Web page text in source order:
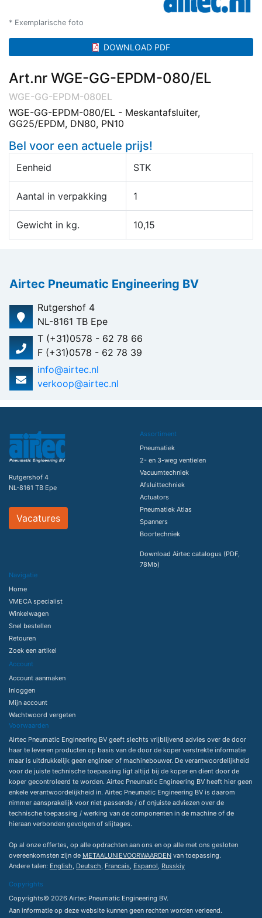
* Exemplarische foto
DOWNLOAD PDF
Art.nr WGE-GG-EPDM-080/EL
WGE-GG-EPDM-080EL
WGE-GG-EPDM-080/EL - Meskantafsluiter,
GG25/EPDM, DN80, PN10
Bel voor een actuele prijs!
Eenheid STK
Aantal in verpakking 1
Gewicht in kg. 10,15
Airtec Pneumatic Engineering BV
Rutgershof 4
NL-8161 TB Epe
T (+31)0578 - 62 78 66
F (+31)0578 - 62 78 39
info@airtec.nl
verkoop@airtec.nl
Rutgershof 4
NL-8161 TB Epe
Vacatures
Assortiment
Pneumatiek
2- en 3-weg ventielen
Vacuumtechniek
Afsluittechniek
Actuators
Pneumatiek Atlas
Spanners
Boortechniek
Download Airtec catalogus (PDF,
78Mb)
Navigatie
Home
VMECA specialist
Winkelwagen
Snel bestellen
Retouren
Zoek een artikel
Account
Account aanmaken
Inloggen
Mijn account
Wachtwoord vergeten
Voorwaarden
Airtec Pneumatic Engineering BV geeft slechts vrijblijvend advies over de door
haar te leveren producten op basis van de door de koper verstrekte informatie
maar is uitdrukkelijk geen engineer of machinebouwer. De verantwoordelijkheid
voor de juiste technische toepassing ligt altijd bij de koper en dient door de
koper gecontroleerd te worden. Airtec Pneumatic Engineering BV heeft hier geen
enkele verantwoordelijkheid in. Airtec Pneumatic Engineering BV is daarom
nimmer aansprakelijk voor niet passende / of onjuiste adviezen over de
technische toepassing / werking van de componenten in de machine of de
hieraan verbonden gevolgen of slijtages.
Op al onze offertes, op alle opdrachten aan ons en op alle met ons gesloten
overeenkomsten zijn de METAALUNIEVOORWAARDEN van toepassing.
Andere talen: English, Deutsch, Francais, Espanol, Russkiy
Copyrights
Copyrights© 2026 Airtec Pneumatic Engineering BV.
Aan informatie op deze website kunnen geen rechten worden verleend.